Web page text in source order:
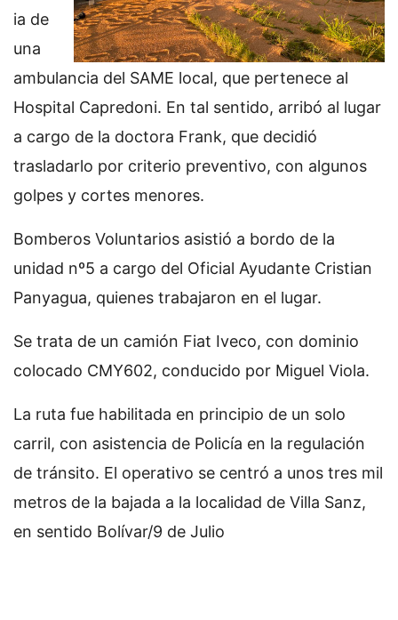
ia de
una
ambulancia del SAME local, que pertenece al
Hospital Capredoni. En tal sentido, arribó al lugar
a cargo de la doctora Frank, que decidió
trasladarlo por criterio preventivo, con algunos
golpes y cortes menores.
Bomberos Voluntarios asistió a bordo de la
unidad nº5 a cargo del Oficial Ayudante Cristian
Panyagua, quienes trabajaron en el lugar.
Se trata de un camión Fiat Iveco, con dominio
colocado CMY602, conducido por Miguel Viola.
La ruta fue habilitada en principio de un solo
carril, con asistencia de Policía en la regulación
de tránsito. El operativo se centró a unos tres mil
metros de la bajada a la localidad de Villa Sanz,
en sentido Bolívar/9 de Julio